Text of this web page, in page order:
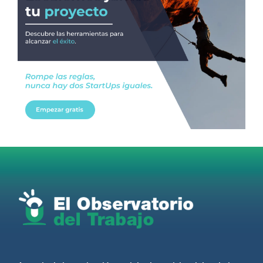
RT@AldoDruettaok
@lanotadigital
@MujeresSP@BairesParaTodos
@CronicaSindicaL
2